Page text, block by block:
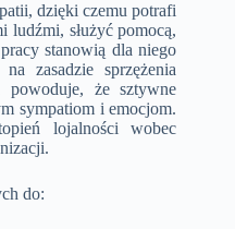
dzięki czemu potrafi
ludźmi, służyć pomocą,
stanowią dla niego
zasadzie sprzężenia
powoduje, że sztywne
sympatiom i emocjom.
lojalności wobec
do: